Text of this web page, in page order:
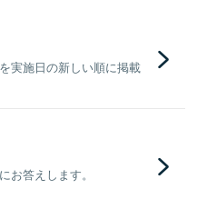
実施日の新しい順に掲載
お答えします。